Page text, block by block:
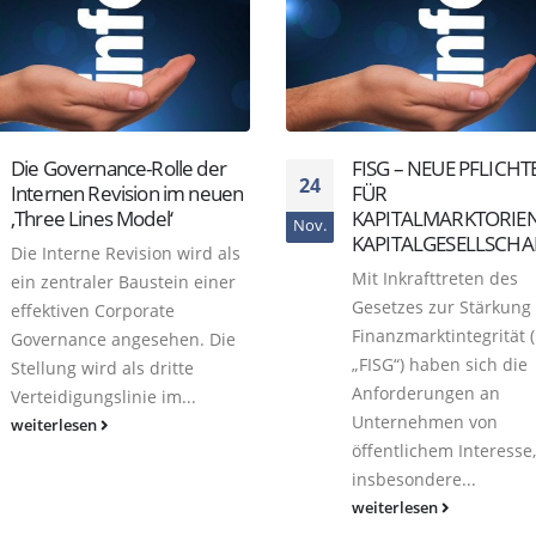
FISG – NEUE PFLICHTEN
FÜR
KAPITALMARKTORIENTIERTE
KAPITALGESELLSCHAFTEN
Mit Inkrafttreten des
Gesetzes zur Stärkung der
Finanzmarktintegrität (kurz
„FISG“) haben sich die
Anforderungen an
Unternehmen von
08
Jan.
Interne
für
Die regulatorischen
Anforderungen an die
Branche wachsen
Deshalb sind
hochqualifizierte
Revisionsexperten für
heute gefragter denn je.
Die...
weiterlesen